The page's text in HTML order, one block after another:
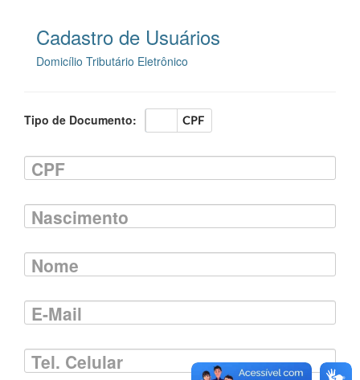
Cadastro de Usuários
Domicílio Tributário Eletrônico
Tipo de Documento: CPF
CNPJ
CPF
Nascimento
Nome
E-Mail
Tel. Celular